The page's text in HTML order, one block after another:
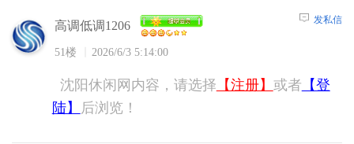
高调低调1206
51楼 2026/6/3 5:14:00
发私信
沈阳休闲网内容，请选择 【注册】 或者 【登
陆】
后浏览！